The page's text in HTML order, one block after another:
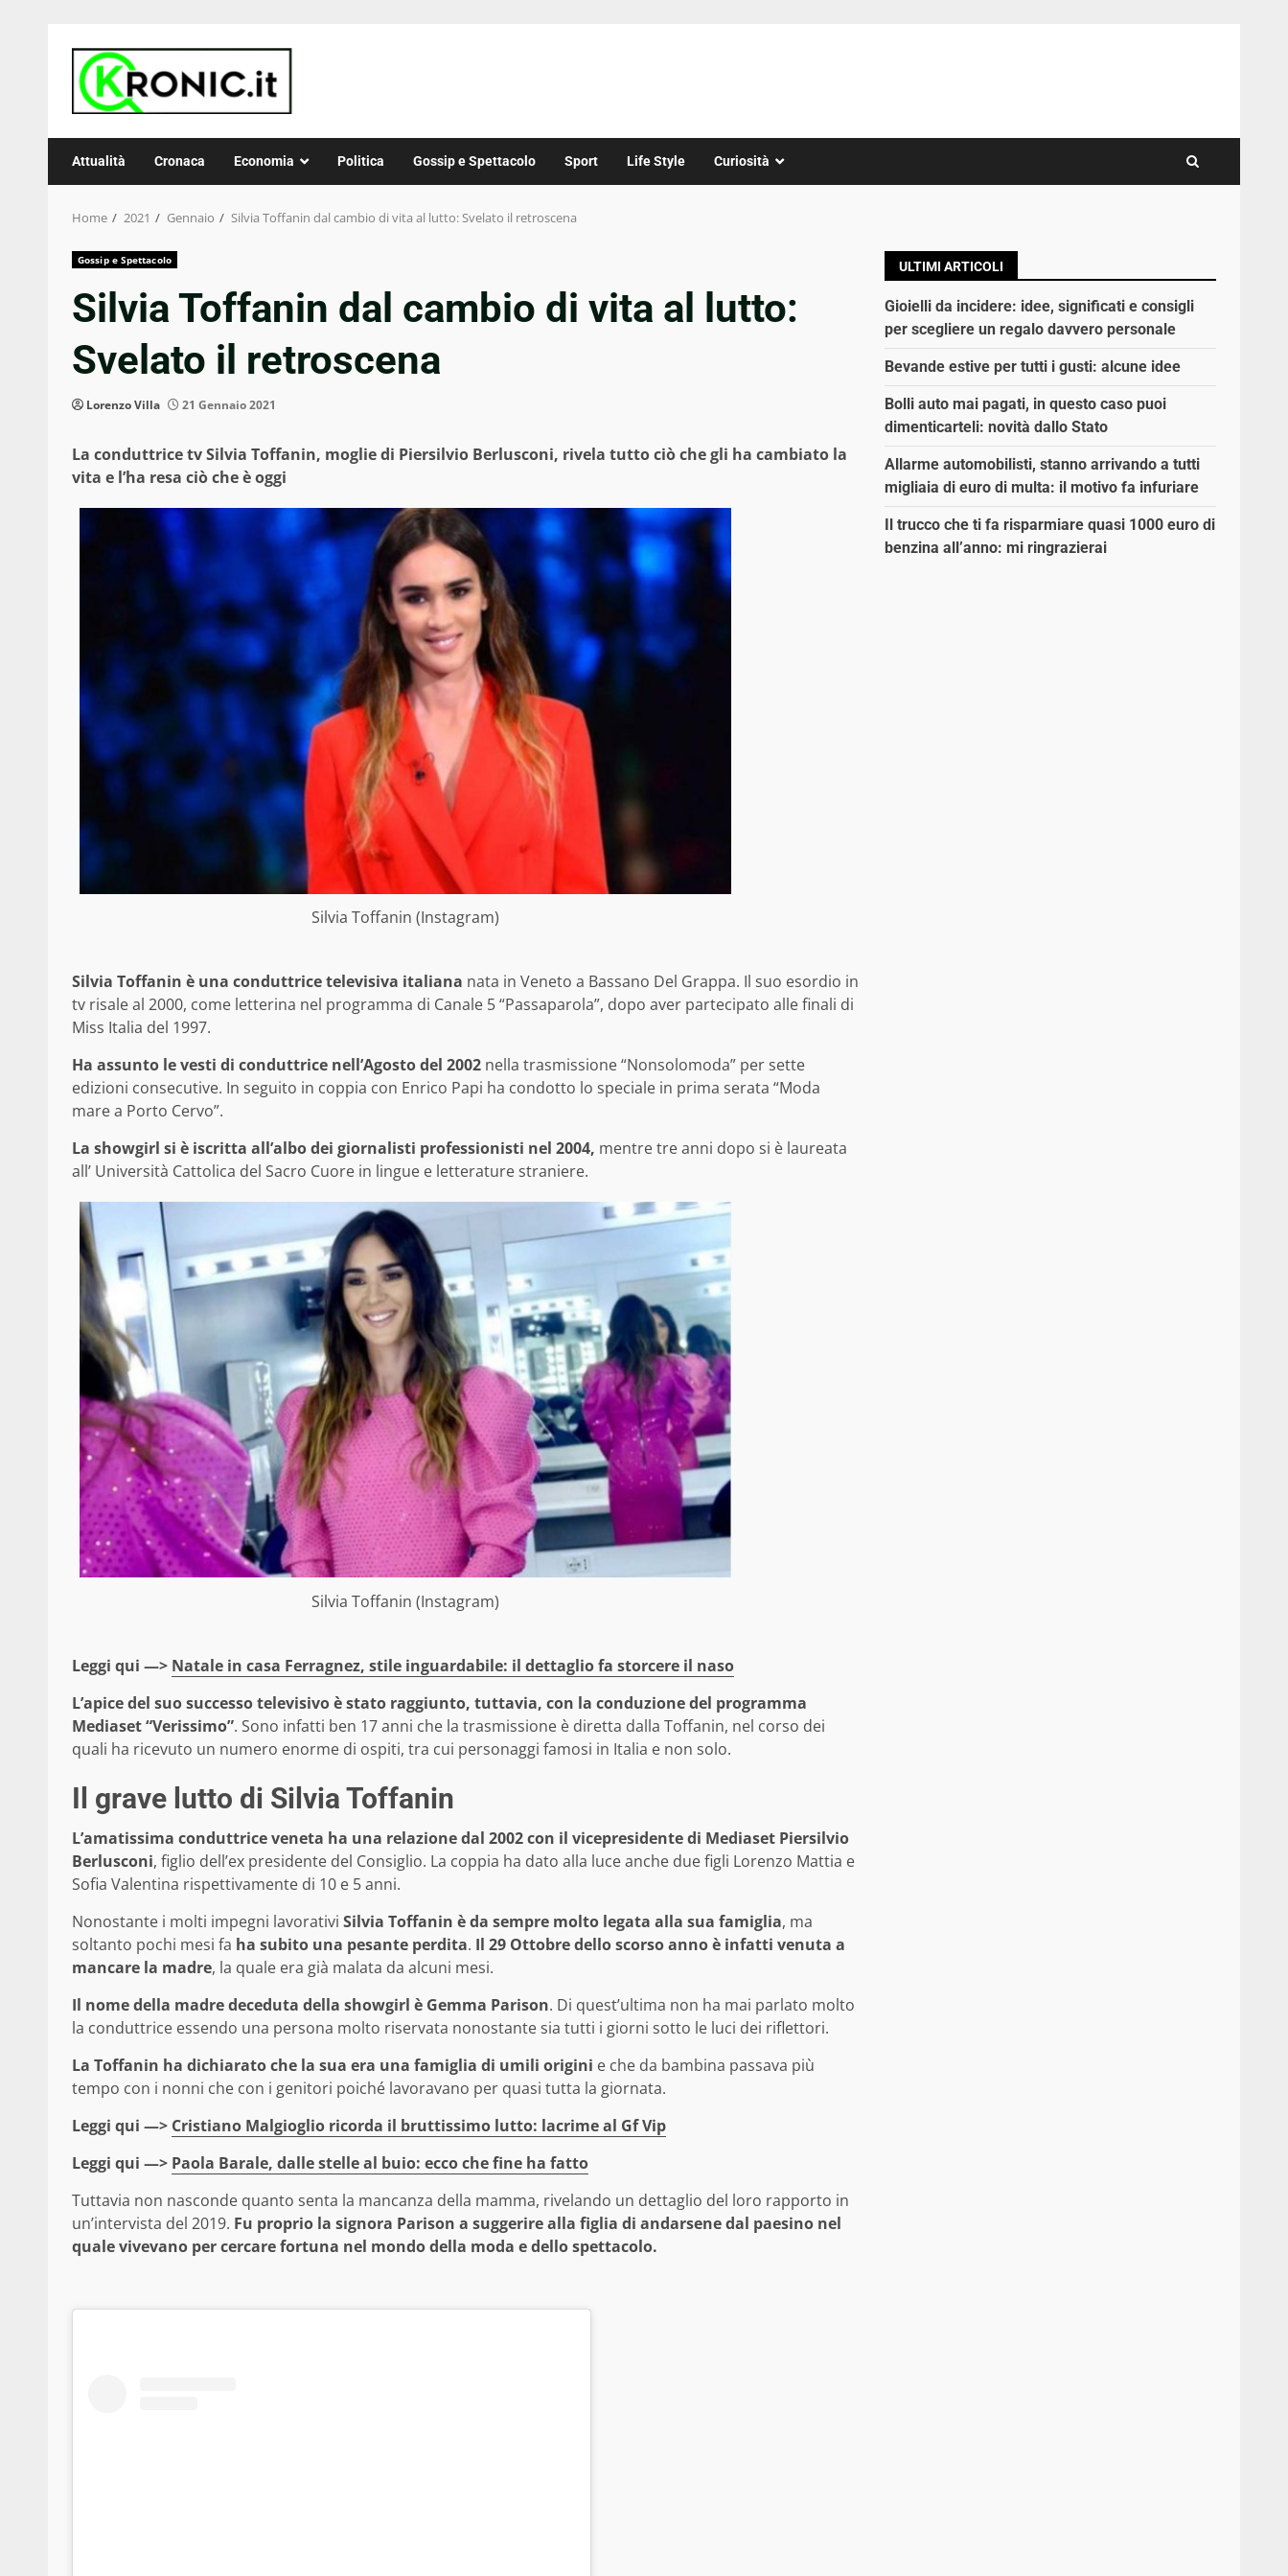
content
Attualità Cronaca Economia Politica Gossip e Spettacolo Sport Life Style Curiosità
Home 2021 Gennaio Silvia Toffanin dal cambio di vita al lutto: Svelato il retroscena
Gossip e Spettacolo
Silvia Toffanin dal cambio di vita al lutto:
Svelato il retroscena
Lorenzo Villa 21 Gennaio 2021
La conduttrice tv Silvia Toffanin, moglie di Piersilvio Berlusconi, rivela tutto ciò che gli ha cambiato la
vita e l’ha resa ciò che è oggi
Silvia Toffanin (Instagram)
Silvia Toffanin è una conduttrice televisiva italiana nata in Veneto a Bassano Del Grappa. Il suo esordio in
tv risale al 2000, come letterina nel programma di Canale 5 “Passaparola”, dopo aver partecipato alle finali di
Miss Italia del 1997.
Ha assunto le vesti di conduttrice nell’Agosto del 2002 nella trasmissione “Nonsolomoda” per sette
edizioni consecutive. In seguito in coppia con Enrico Papi ha condotto lo speciale in prima serata “Moda
mare a Porto Cervo”.
La showgirl si è iscritta all’albo dei giornalisti professionisti nel 2004, mentre tre anni dopo si è laureata
all’ Università Cattolica del Sacro Cuore in lingue e letterature straniere.
Silvia Toffanin (Instagram)
Leggi qui —> Natale in casa Ferragnez, stile inguardabile: il dettaglio fa storcere il naso
L’apice del suo successo televisivo è stato raggiunto, tuttavia, con la conduzione del programma
Mediaset “Verissimo”. Sono infatti ben 17 anni che la trasmissione è diretta dalla Toffanin, nel corso dei
quali ha ricevuto un numero enorme di ospiti, tra cui personaggi famosi in Italia e non solo.
Il grave lutto di Silvia Toffanin
L’amatissima conduttrice veneta ha una relazione dal 2002 con il vicepresidente di Mediaset Piersilvio
Berlusconi, figlio dell’ex presidente del Consiglio. La coppia ha dato alla luce anche due figli Lorenzo Mattia e
Sofia Valentina rispettivamente di 10 e 5 anni.
Nonostante i molti impegni lavorativi Silvia Toffanin è da sempre molto legata alla sua famiglia, ma
soltanto pochi mesi fa ha subito una pesante perdita. Il 29 Ottobre dello scorso anno è infatti venuta a
mancare la madre, la quale era già malata da alcuni mesi.
Il nome della madre deceduta della showgirl è Gemma Parison. Di quest’ultima non ha mai parlato molto
la conduttrice essendo una persona molto riservata nonostante sia tutti i giorni sotto le luci dei riflettori.
La Toffanin ha dichiarato che la sua era una famiglia di umili origini e che da bambina passava più
tempo con i nonni che con i genitori poiché lavoravano per quasi tutta la giornata.
Leggi qui —> Cristiano Malgioglio ricorda il bruttissimo lutto: lacrime al Gf Vip
Leggi qui —> Paola Barale, dalle stelle al buio: ecco che fine ha fatto
Tuttavia non nasconde quanto senta la mancanza della mamma, rivelando un dettaglio del loro rapporto in
un’intervista del 2019. Fu proprio la signora Parison a suggerire alla figlia di andarsene dal paesino nel
quale vivevano per cercare fortuna nel mondo della moda e dello spettacolo.
ULTIMI ARTICOLI
Gioielli da incidere: idee, significati e consigli
per scegliere un regalo davvero personale
Bevande estive per tutti i gusti: alcune idee
Bolli auto mai pagati, in questo caso puoi
dimenticarteli: novità dallo Stato
Allarme automobilisti, stanno arrivando a tutti
migliaia di euro di multa: il motivo fa infuriare
Il trucco che ti fa risparmiare quasi 1000 euro di
benzina all’anno: mi ringrazierai